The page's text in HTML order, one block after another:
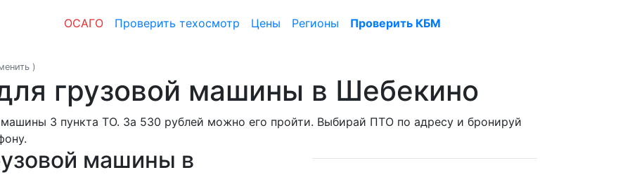
ОСАГО Проверить техосмотр Цены Регионы Проверить КБМ
)
грузовой машины в Шебекино
3 пункта ТО. За 530 рублей можно его пройти. Выбирай ПТО по адресу и бронируй
машины в